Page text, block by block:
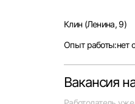
Клин (Ленина, 9)
Опыт работы:нет
Вакансия